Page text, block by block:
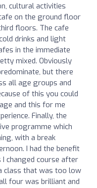
cultural activities
on the ground floor
floors. The cafe
drinks and light
in the immediate
mixed. Obviously
but there
all age groups and
of this you could
and this for me
Finally, the
programme which
with a break
I had the benefit
changed course after
class that was too low
four was brilliant and